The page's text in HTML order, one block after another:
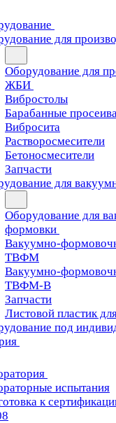
для
Оборудование для
ЖБИ
Вибростолы
Барабанные
Вибросита
Растворосмесители
Бетоносмесители
Запчасти
для
Оборудование для
формовки
Вакуумно-
ТВФМ
Вакуумно-
ТВФМ-В
Запчасти
Листовой пластик
под
испытания
к